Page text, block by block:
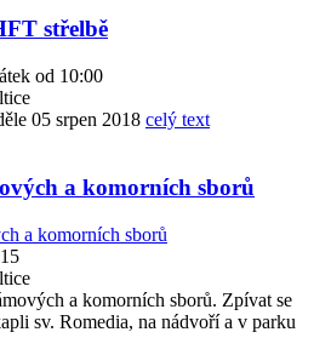
střelbě
od 10:00
05 srpen 2018 celý text
a komorních sborů
a komorních sborů. Zpívat se
sv. Romedia, na nádvoří a v parku